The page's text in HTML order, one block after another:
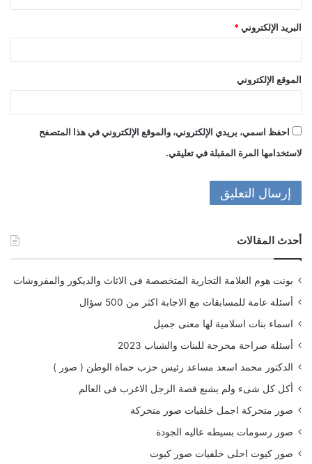
البريد الإلكتروني *
الموقع الإلكتروني
احفظ اسمي، بريدي الإلكتروني، والموقع الإلكتروني في هذا المتصفح
لاستخدامها المرة المقبلة في تعليقي.
أحدث المقالات
بونت هوم العلامة التجارية المتخصصة فى الاثاث والديكور والمفروشات
أسئلة عامة للمسابقات مع الاجابة اكثر من 500 سؤال
اسماء بنات اسلامية لها معنى جميل
أسئلة صراحة محرجة للبنات والشباب 2023
الدكتور محمد اسعد مساعد رئيس حزب حماة الوطن ( صور )
أكل كل شىء ولم يشبع قصة الرجل الاغرب فى العالم
صور متحركة اجمل خلفيات صور متحركة
صور رسومات بسيطه عاليه الجودة
صور كيوت احلى خلفيات صور كيوت